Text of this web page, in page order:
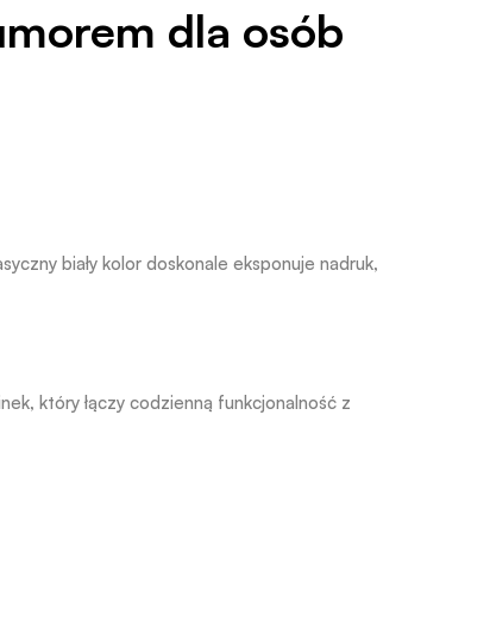
dla osób
biały kolor doskonale eksponuje nadruk,
który łączy codzienną funkcjonalność z